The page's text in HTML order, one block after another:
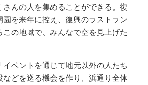
んの人を集めることができる。復
園を来年に控え、復興のラストラン
この地域で、みんなで空を見上げた
ベントを通じて地元以外の人たち
などを巡る機会を作り、浜通り全体